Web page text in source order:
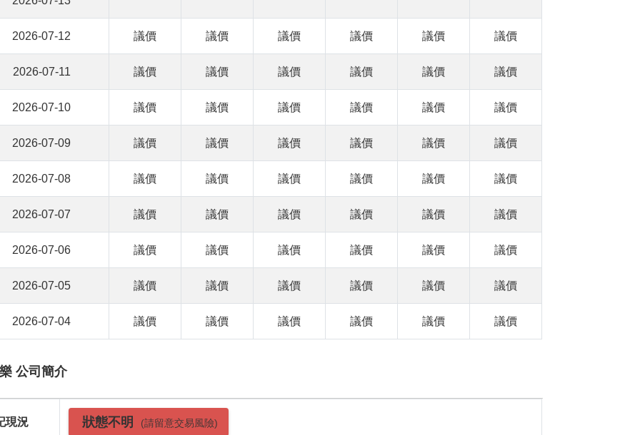
2026-07-12 議價 議價 議價 議價 議價 議價
2026-07-11 議價 議價 議價 議價 議價 議價
2026-07-10 議價 議價 議價 議價 議價 議價
2026-07-09 議價 議價 議價 議價 議價 議價
2026-07-08 議價 議價 議價 議價 議價 議價
2026-07-07 議價 議價 議價 議價 議價 議價
2026-07-06 議價 議價 議價 議價 議價 議價
2026-07-05 議價 議價 議價 議價 議價 議價
2026-07-04 議價 議價 議價 議價 議價 議價
公司簡介
現況 狀態不明 (請留意交易風險)